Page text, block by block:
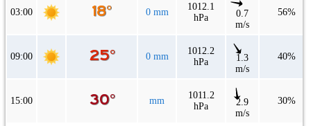
03:00 0 mm
1012.1
hPa
0.7
m/s
56%
09:00 0 mm
1012.2
hPa
1.3
m/s
40%
15:00 mm
1011.2
hPa
2.9
m/s
30%